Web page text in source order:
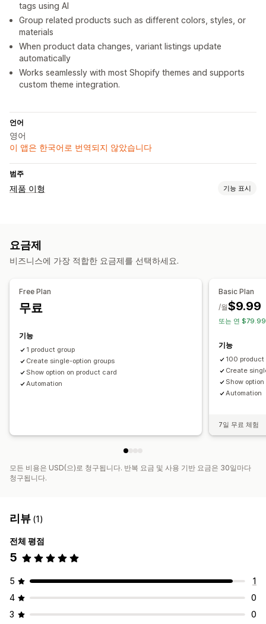
tags using AI
Group related products such as different colors, styles, or
materials
When product data changes, variant listings update
automatically
Works seamlessly with most Shopify themes and supports
custom theme integration.
언어
영어
이 앱은 한국어로 번역되지 않았습니다
범주
제품 이형 기능 표시
요금제
비즈니스에 가장 적합한 요금제를 선택하세요.
Free Plan
무료
기능
1 product group
Create single-option groups
Show option on product card
Automation
Basic Plan
$9.99
/월
또는 연
기능
100 product
Create
Show
Automation
7일 무료 체험
모든 비용은 USD(으)로 청구됩니다. 반복 요금 및 사용 기반 요금은 30일마다
청구됩니다.
리뷰 (1)
전체 평점
5
5
1
4
0
3
0